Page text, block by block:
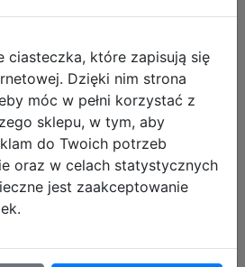
Foodyx In the
Z18831
ciasteczka, które zapisują się
Dzięki nim strona
móc w pełni korzystać z
sklepu, w tym, aby
do Twoich potrzeb
oraz w celach statystycznych
jest zaakceptowanie